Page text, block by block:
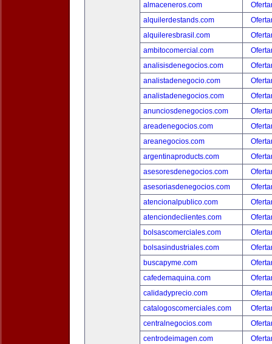
almaceneros.com
alquilerdestands.com
alquileresbrasil.com
ambitocomercial.com
analisisdenegocios.com
analistadenegocio.com
analistadenegocios.com
anunciosdenegocios.com
areadenegocios.com
areanegocios.com
argentinaproducts.com
asesoresdenegocios.com
asesoriasdenegocios.com
atencionalpublico.com
atenciondeclientes.com
bolsascomerciales.com
bolsasindustriales.com
buscapyme.com
cafedemaquina.com
calidadyprecio.com
catalogoscomerciales.com
centralnegocios.com
centrodeimagen.com